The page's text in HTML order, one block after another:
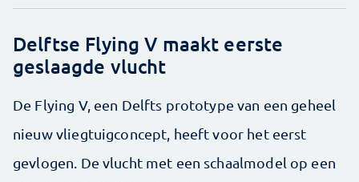
Delftse Flying V maakt eerste
geslaagde vlucht
De Flying V, een Delfts prototype van een geheel
nieuw vliegtuigconcept, heeft voor het eerst
gevlogen. De vlucht met een schaalmodel op een